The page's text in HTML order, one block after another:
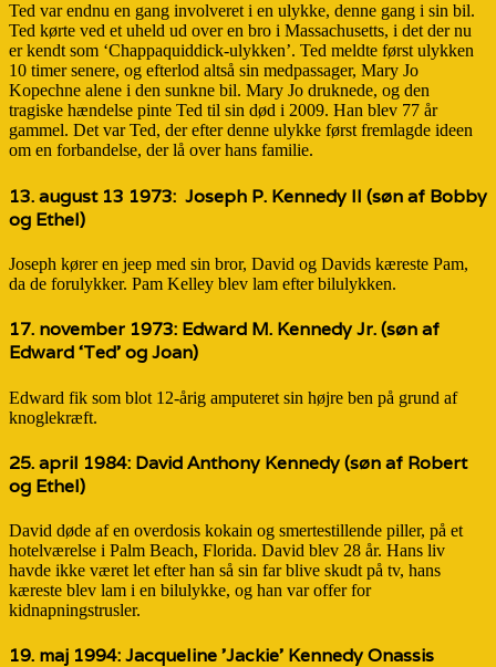
Ted var endnu en gang involveret i en ulykke, denne gang i sin bil.
Ted kørte ved et uheld ud over en bro i Massachusetts, i det der nu
er kendt som ‘Chappaquiddick-ulykken’. Ted meldte først ulykken
10 timer senere, og efterlod altså sin medpassager, Mary Jo
Kopechne alene i den sunkne bil. Mary Jo druknede, og den
tragiske hændelse pinte Ted til sin død i 2009. Han blev 77 år
gammel. Det var Ted, der efter denne ulykke først fremlagde ideen
om en forbandelse, der lå over hans familie.
13. august 13 1973: Joseph P. Kennedy II (søn af Bobby
og Ethel)
Joseph kører en jeep med sin bror, David og Davids kæreste Pam,
da de forulykker. Pam Kelley blev lam efter bilulykken.
17. november 1973: Edward M. Kennedy Jr.(søn af
Edward ‘Ted’ og Joan)
Edward fik som blot 12-årig amputeret sin højre ben på grund af
knoglekræft.
25. april 1984: David Anthony Kennedy(søn af Robert
og Ethel)
David døde af en overdosis kokain og smertestillende piller, på et
hotelværelse i Palm Beach, Florida. David blev 28 år. Hans liv
havde ikke været let efter han så sin far blive skudt på tv, hans
kæreste blev lam i en bilulykke, og han var offer for
kidnapningstrusler.
19. maj 1994:Jacqueline ’Jackie’ Kennedy Onassis